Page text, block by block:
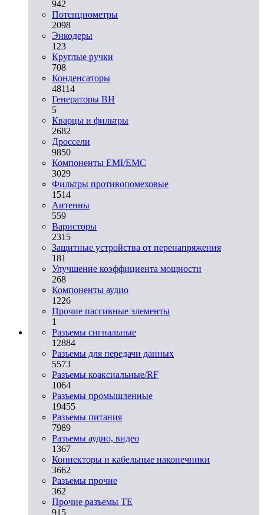
942
Потенциометры
2098
Энкодеры
123
Круглые ручки
708
Конденсаторы
48114
Генераторы ВН
5
Кварцы и фильтры
2682
Дроссели
9850
Компоненты EMI/EMC
3029
Фильтры противопомеховые
1514
Антенны
559
Варисторы
2315
Защитные устройства от перенапряжения
181
Улучшение коэффициента мощности
268
Компоненты аудио
1226
Прочие пассивные элементы
1
Разъeмы сигнальные
12884
Разъeмы для передачи данных
5573
Разъeмы коаксиальные/RF
1064
Разъeмы промышленные
19455
Разъeмы питания
7989
Разъeмы аудио, видео
1367
Коннекторы и кабельные наконечники
3662
Разъeмы прочие
362
Прочие разъемы TE
915